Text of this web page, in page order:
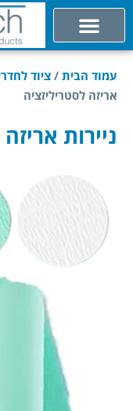
עמוד הבית / ציוד
אריזה לסטריליזציה
ניירות